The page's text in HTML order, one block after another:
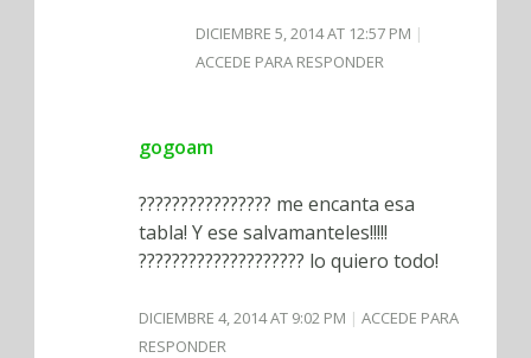
DICIEMBRE 5, 2014 AT 12:57 PM
ACCEDE PARA RESPONDER
gogoam
???????????????? me encanta esa
tabla! Y ese salvamanteles!!!!!
???????????????????? lo quiero todo!
DICIEMBRE 4, 2014 AT 9:02 PM
ACCEDE PARA
RESPONDER